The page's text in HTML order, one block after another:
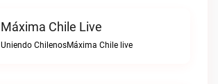
Máxima Chile Live
Uniendo ChilenosMáxima Chile live